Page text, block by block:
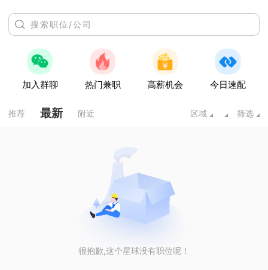
加入群聊 热门兼职 高薪机会 今日速配
推荐 最新 附近 区域 筛选
很抱歉,这个星球没有职位呢！